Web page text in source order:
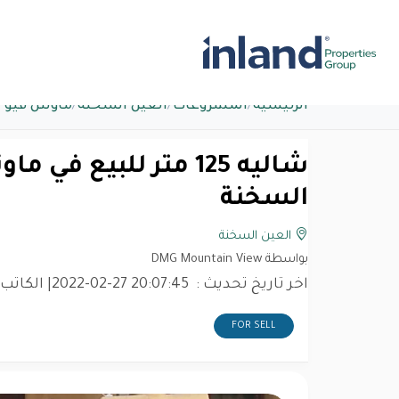
الرئيسية/المشروعات /العين السخنة/ماونتن
السخنة
العين السخنة
بواسطة DMG Mountain View
اخر تاريخ تحديث : 2022-02-27 20:07:45
|
FOR SELL